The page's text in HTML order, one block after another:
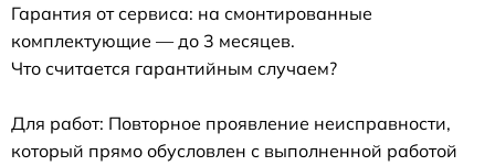
Гарантия от сервиса: на смонтированные
комплектующие — до 3 месяцев.
Что считается гарантийным случаем?
Для работ: Повторное проявление неисправности,
который прямо обусловлен с выполненной работой